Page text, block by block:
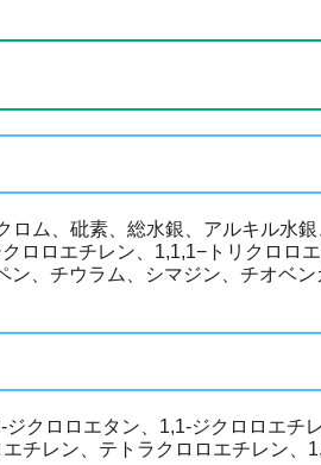
ム、砒素、総水銀、アルキル水
ロロエチレン、1,1,1−トリクロロ
ン、チウラム、シマジン、チオベ
クロロエタン、1,1-ジクロロエチ
チレン、テトラクロロエチレン、